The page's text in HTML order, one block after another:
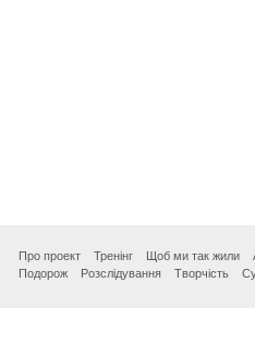
Про проект Тренінг Щоб ми так жили
Подорож
Розслідування Творчість